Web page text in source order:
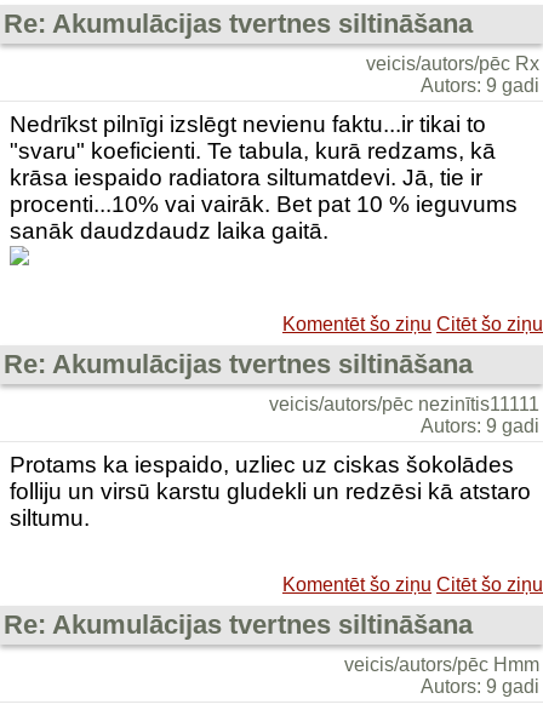
Re: Akumulācijas tvertnes siltināšana
veicis/autors/pēc Rx
Autors: 9 gadi
Nedrīkst pilnīgi izslēgt nevienu faktu...ir tikai to
"svaru" koeficienti. Te tabula, kurā redzams, kā
krāsa iespaido radiatora siltumatdevi. Jā, tie ir
procenti...10% vai vairāk. Bet pat 10 % ieguvums
sanāk daudzdaudz laika gaitā.
Komentēt šo ziņu Citēt šo ziņu
Re: Akumulācijas tvertnes siltināšana
veicis/autors/pēc nezinītis11111
Autors: 9 gadi
Protams ka iespaido, uzliec uz ciskas šokolādes
folliju un virsū karstu gludekli un redzēsi kā atstaro
siltumu.
Komentēt šo ziņu Citēt šo ziņu
Re: Akumulācijas tvertnes siltināšana
veicis/autors/pēc Hmm
Autors: 9 gadi